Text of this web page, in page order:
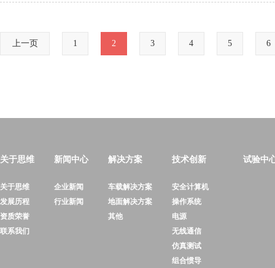
上一页 1 2 3 4 5 6
关于思维
关于思维
发展历程
资质荣誉
联系我们
新闻中心
企业新闻
行业新闻
解决方案
车载解决方案
地面解决方案
其他
技术创新
安全计算机
操作系统
电源
无线通信
仿真测试
组合惯导
试验中